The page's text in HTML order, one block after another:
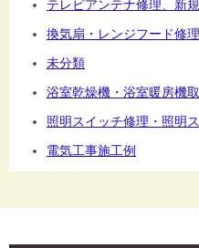
テレビアンテナ修理、新
換気扇・レンジフード修
未分類
浴室乾燥機・浴室暖房機
照明スイッチ修理・照明
電気工事施工例